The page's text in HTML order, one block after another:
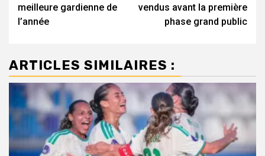
meilleure gardienne de
l’année
vendus avant la première
phase grand public
ARTICLES SIMILAIRES :